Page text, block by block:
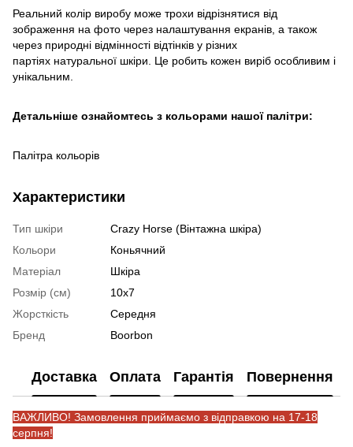
Реальний колір виробу може трохи відрізнятися від
зображення на фото через налаштування екранів, а також
через природні відмінності відтінків у різних
партіях натуральної шкіри. Це робить кожен виріб особливим і
унікальним.
Детальніше ознайомтесь з кольорами нашої палітри:
Палітра кольорів
Характеристики
Тип шкіри
Crazy Horse (Вінтажна шкіра)
Кольори
Коньячний
Матеріал
Шкіра
Розмір (см)
10x7
Жорсткість
Середня
Бренд
Boorbon
Доставка Оплата Гарантія Повернення
ВАЖЛИВО! Замовлення приймаємо з відправкою на 17-18
серпня!